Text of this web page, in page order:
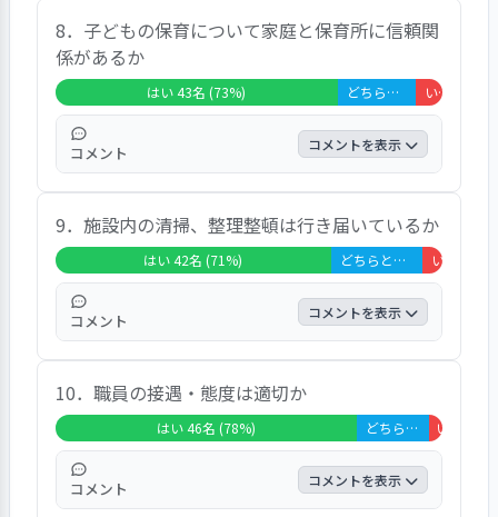
が「はい」、２２％の保護者が「どちらとも
いえない」、５％の保護者が「いいえ」と回
答しています。
「コロナで例年通り行えない為、子ども達だ
けで行事をしてくれる事に感謝です。日程は
問題ないのですが、開催場所は検討の余地が
あると思います。アンケートで意向を確認し
てくださいます。決定にあたるプロセスも公
開してくださるので納得感もあります。コロ
ナ禍という事もあり、行事が実施できない事
がとても残念です。」などのご意見があり、
８８％の保護者が「はい」、１０％の保護者
が「どちらともいえない」、２％の保護者が
「非該当」と回答しています。
8．子どもの保育について家庭と保育所に信頼関
係があるか
はい 43名 (73%) どちらともいえない 12名 (20%) いいえ 4名 (7%)
コメント コメントを表示
「お迎えの時間に色々相談させて貰っていま
す。お友達とのトラブルで心配な事があった
時はすぐに面談等でお話しを聞いて下さり、
とても親身になってくださってます。信頼は
ありますが、延長保育で担任の先生以外の日
が続くと込み入った意見を聞き難いと感じま
す。若い先生ばかりで経験が浅いと感じま
す。」などのご意見があり、７３％の保護者
が「はい」、２０％の保護者が「どちらとも
いえない」、７％の保護者が「いいえ」と回
答しています。
9．施設内の清掃、整理整頓は行き届いているか
はい 42名 (71%) どちらともいえない 14名 (24%)
コメント コメントを表示
「時節柄、時々消毒の匂いがするぐらい綺麗
にしていただいています。砂だらけの時があ
ります。」」などのご意見があり、７１％の
保護者が「はい」、２４％の保護者が「どち
らともいえない」、５％の保護者が「いい
え」と回答しています。
10．職員の接遇・態度は適切か
はい 46名 (78%) どちらともいえない 11名 (19%) いいえ 2
コメント コメントを表示